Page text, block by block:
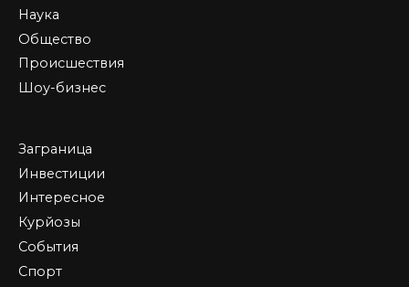
Наука
Общество
Происшествия
Шоу-бизнес
Заграница
Инвестиции
Интересное
Курйозы
События
Спорт